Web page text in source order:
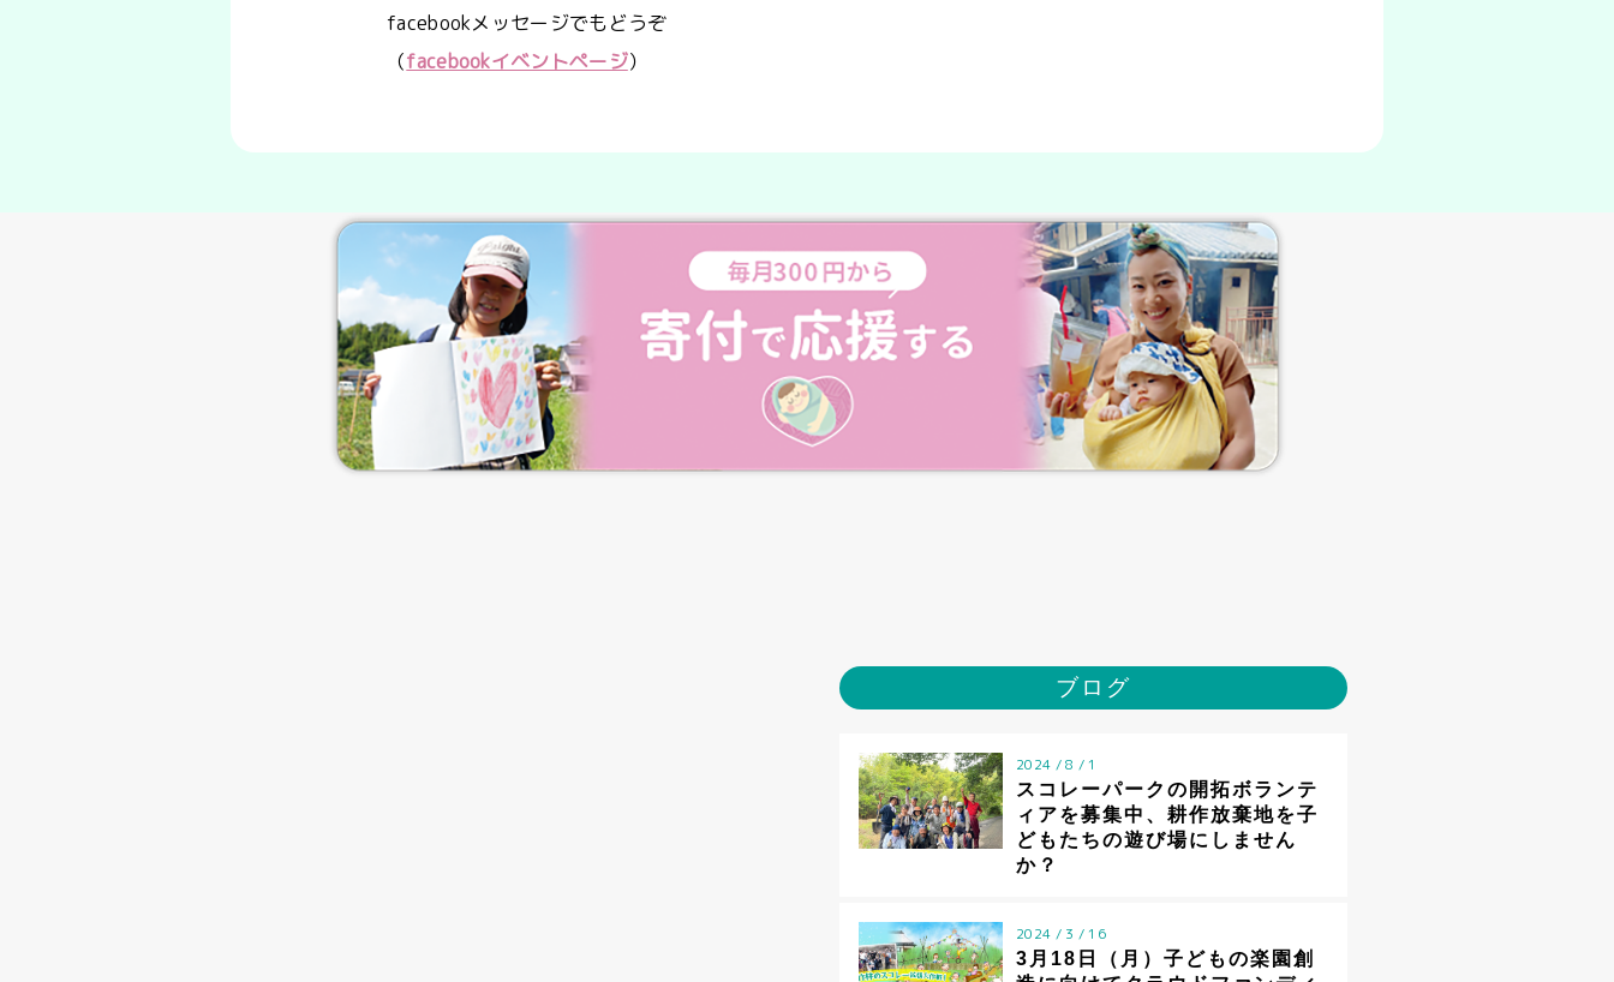
facebookメッセージでもどうぞ
（facebookイベントページ）
ブログ
2024 / 8 / 1
スコレーパークの開拓ボランテ
ィアを募集中、耕作放棄地を子
どもたちの遊び場にしません
か？
2024 / 3 / 16
3月18日（月）子どもの楽園創